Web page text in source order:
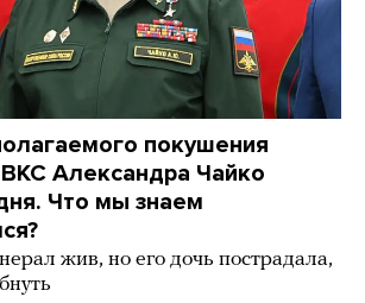
покушения
Александра Чайко
Что мы знаем
жив, но его дочь пострадала,